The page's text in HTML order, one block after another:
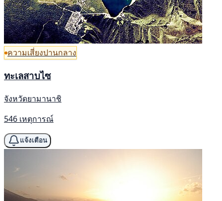
ความเสี่ยงปานกลาง
ทะเลสาบไซ
จังหวัดยามานาชิ
546 เหตุการณ์
แจ้งเตือน